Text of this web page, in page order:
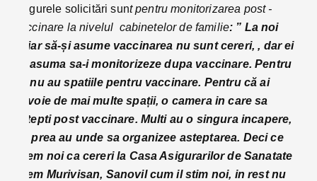
singurele solicitări sunt pentru monitorizarea post -
vaccinare la nivelul cabinetelor de familie: ” La noi
chiar să-și asume vaccinarea nu sunt cereri, , dar ei
isi asuma sa-i monitorizeze dupa vaccinare. Pentru
ca nu au spatiile pentru vaccinare. Pentru că ai
nevoie de mai multe spații, o camera in care sa
astepti post vaccinare. Multi au o singura incapere,
nu prea au unde sa organizee asteptarea. Deci ce
avem noi ca cereri la Casa Asigurarilor de Sanatate
avem Murivisan, Sanovil cum il stim noi, in rest nu